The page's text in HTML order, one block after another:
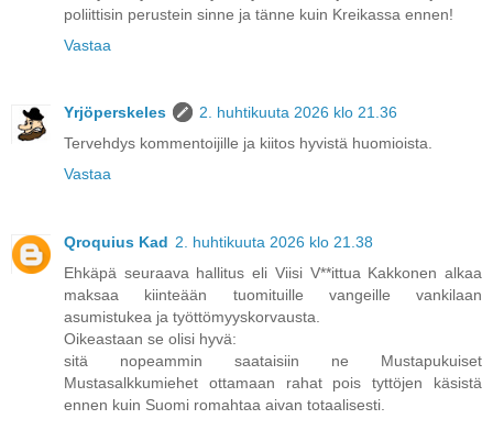
poliittisin perustein sinne ja tänne kuin Kreikassa ennen!
Vastaa
Yrjöperskeles
2. huhtikuuta 2026 klo 21.36
Tervehdys kommentoijille ja kiitos hyvistä huomioista.
Vastaa
Qroquius Kad 2. huhtikuuta 2026 klo 21.38
Ehkäpä seuraava hallitus eli Viisi V**ittua Kakkonen alkaa
maksaa kiinteään tuomituille vangeille vankilaan
asumistukea ja työttömyyskorvausta.
Oikeastaan se olisi hyvä:
sitä nopeammin saataisiin ne Mustapukuiset
Mustasalkkumiehet ottamaan rahat pois tyttöjen käsistä
ennen kuin Suomi romahtaa aivan totaalisesti.